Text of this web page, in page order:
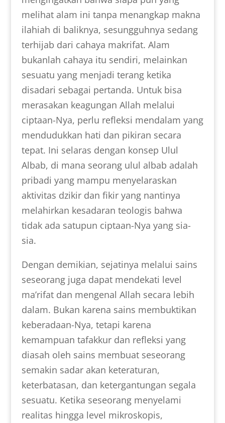
melihat alam ini tanpa menangkap makna
ilahiah di baliknya, sesungguhnya sedang
terhijab dari cahaya makrifat. Alam
bukanlah cahaya itu sendiri, melainkan
sesuatu yang menjadi terang ketika
disadari sebagai pertanda. Untuk bisa
merasakan keagungan Allah melalui
ciptaan-Nya, perlu refleksi mendalam yang
mendudukkan hati dan pikiran secara
tepat. Ini selaras dengan konsep Ulul
Albab, di mana seorang ulul albab adalah
pribadi yang mampu menyelaraskan
aktivitas dzikir dan fikir yang nantinya
melahirkan kesadaran teologis bahwa
tidak ada satupun ciptaan-Nya yang sia-
sia.
Dengan demikian, sejatinya melalui sains
seseorang juga dapat mendekati level
ma’rifat dan mengenal Allah secara lebih
dalam. Bukan karena sains membuktikan
keberadaan-Nya, tetapi karena
kemampuan tafakkur dan refleksi yang
diasah oleh sains membuat seseorang
semakin sadar akan keteraturan,
keterbatasan, dan ketergantungan segala
sesuatu. Ketika seseorang menyelami
realitas hingga level mikroskopis,